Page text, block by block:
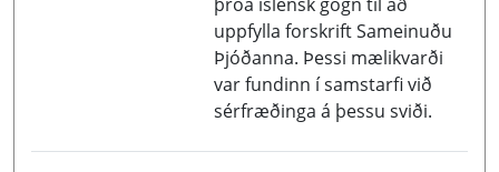
uppfylla forskrift Sameinuðu
Þjóðanna. Þessi mælikvarði
var fundinn í samstarfi við
sérfræðinga á þessu sviði.